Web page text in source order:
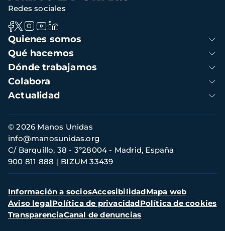
Navegación
principal
Quienes somos
Qué hacemos
Dónde trabajamos
Colabora
Actualidad
Redes sociales
Información
de
contacto
© 2026 Manos Unidas
C/ Barquillo, 38 - 3º28004 - Madrid, España
900 811 888
BIZUM 33439
info@manosunidas.org
Menú
secundario
Información a sociosAccesibilidadMapa web
Aviso legalPolítica de privacidadPolítica de cookies
TransparenciaCanal de denuncias